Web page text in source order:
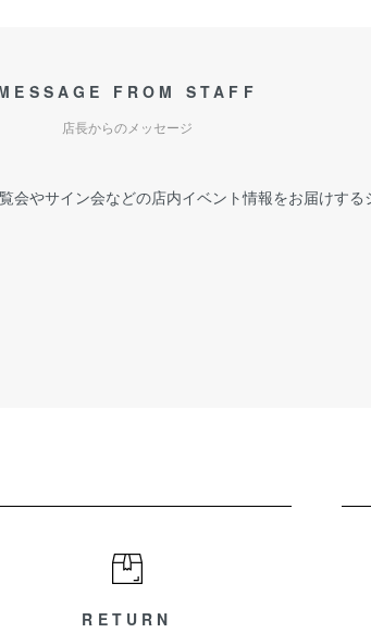
FROM STAFF
店長からのメッセージ
会やサイン会などの店内イベント情報をお届けする
RETURN